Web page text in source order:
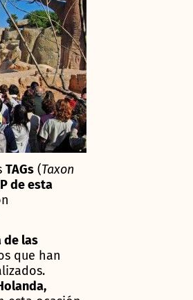
TAGs (Taxon
de esta
de las
que han